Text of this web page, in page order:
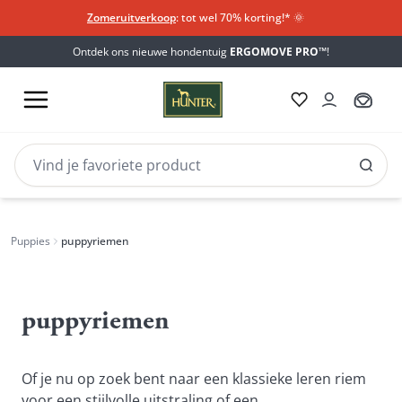
Zomeruitverkoop: tot wel 70% korting!*​ 🌞
Ontdek ons nieuwe hondentuig ERGOMOVE PRO™!
Puppies puppyriemen
puppyriemen
Of je nu op zoek bent naar een klassieke leren riem